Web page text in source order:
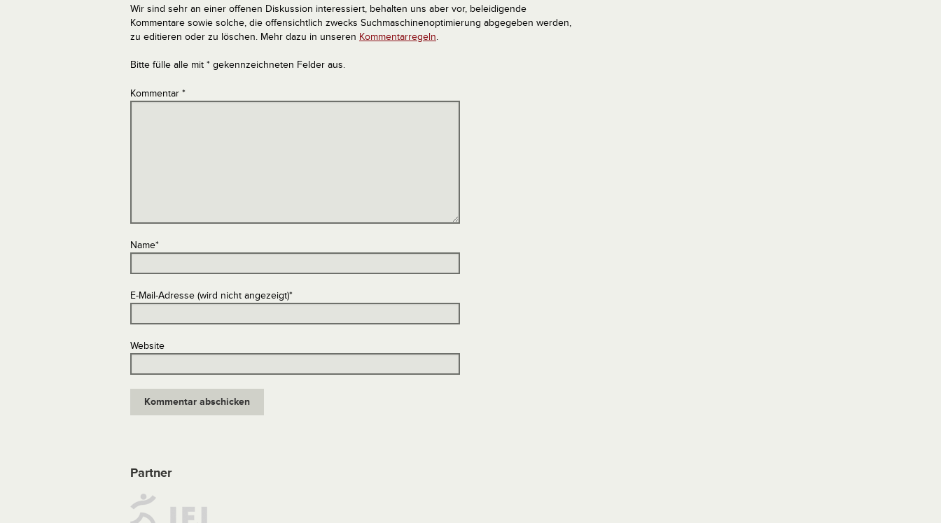
Wir sind sehr an einer offenen Diskussion interessiert, behalten uns aber vor, beleidigende
Kommentare sowie solche, die offensichtlich zwecks Suchmaschinenoptimierung abgegeben werden,
zu editieren oder zu löschen. Mehr dazu in unseren Kommentarregeln.
Bitte fülle alle mit * gekennzeichneten Felder aus.
Kommentar *
Name*
E-Mail-Adresse (wird nicht angezeigt)*
Website
Partner